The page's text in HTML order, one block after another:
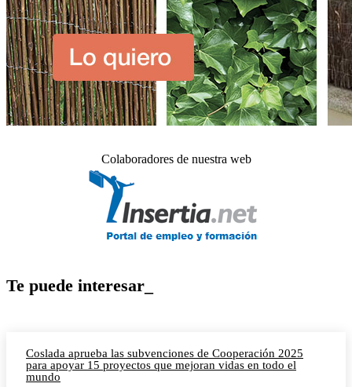
Colaboradores de nuestra web
Te puede interesar_
Coslada aprueba las subvenciones de Cooperación 2025
para apoyar 15 proyectos que mejoran vidas en todo el
mundo